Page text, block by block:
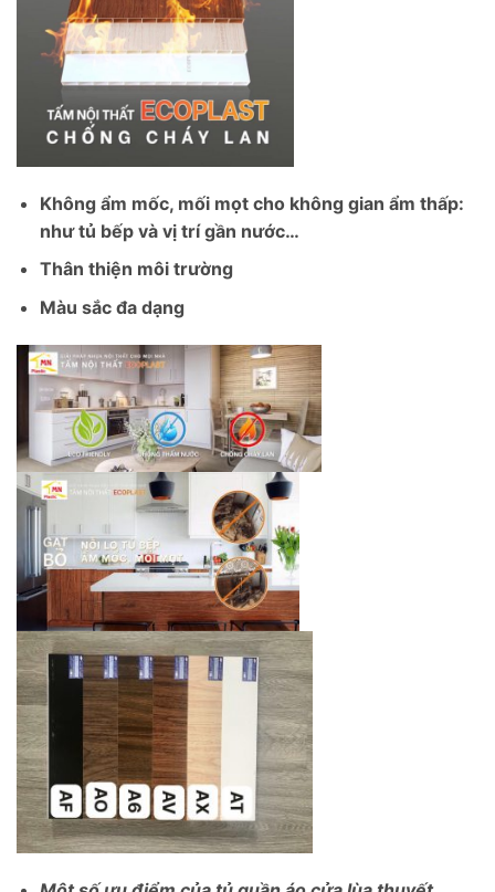
Không ẩm mốc, mối mọt cho không gian ẩm thấp:
như tủ bếp và vị trí gần nước…
Thân thiện môi trường
Màu sắc đa dạng